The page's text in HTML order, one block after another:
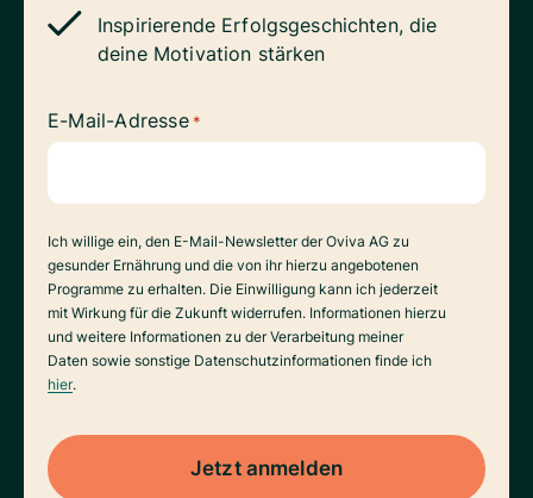
Inspirierende Erfolgsgeschichten, die
deine Motivation stärken
E-Mail-Adresse *
Datenverarbeitung
Ich willige ein, den E-Mail-Newsletter der Oviva AG zu
gesunder Ernährung und die von ihr hierzu angebotenen
Programme zu erhalten. Die Einwilligung kann ich jederzeit
mit Wirkung für die Zukunft widerrufen. Informationen hierzu
und weitere Informationen zu der Verarbeitung meiner
Daten sowie sonstige Datenschutzinformationen finde ich
hier.
Jetzt anmelden